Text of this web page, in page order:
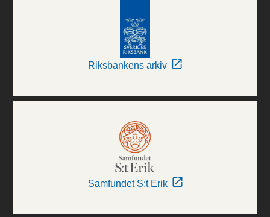
Riksbankens arkiv
Samfundet S:t Erik